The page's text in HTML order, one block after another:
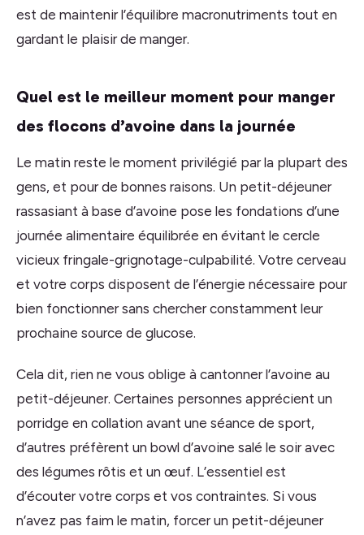
est de maintenir l’équilibre macronutriments tout en
gardant le plaisir de manger.
Quel est le meilleur moment pour manger
des flocons d’avoine dans la journée
Le matin reste le moment privilégié par la plupart des
gens, et pour de bonnes raisons. Un petit-déjeuner
rassasiant à base d’avoine pose les fondations d’une
journée alimentaire équilibrée en évitant le cercle
vicieux fringale-grignotage-culpabilité. Votre cerveau
et votre corps disposent de l’énergie nécessaire pour
bien fonctionner sans chercher constamment leur
prochaine source de glucose.
Cela dit, rien ne vous oblige à cantonner l’avoine au
petit-déjeuner. Certaines personnes apprécient un
porridge en collation avant une séance de sport,
d’autres préfèrent un bowl d’avoine salé le soir avec
des légumes rôtis et un œuf. L’essentiel est
d’écouter votre corps et vos contraintes. Si vous
n’avez pas faim le matin, forcer un petit-déjeuner